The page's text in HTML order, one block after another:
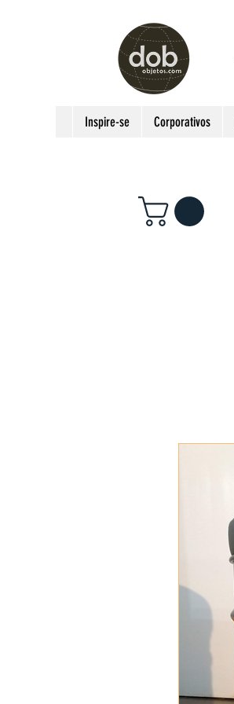
Inspire-se Corporativos